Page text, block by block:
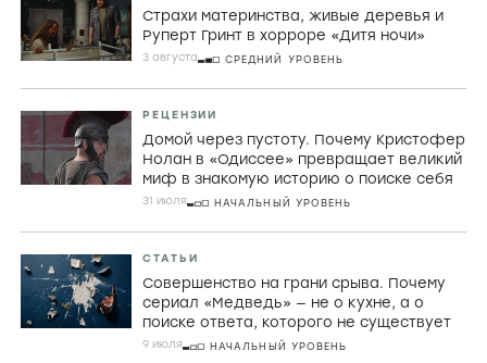
Страхи материнства, живые деревья и
Руперт Гринт в хорроре «Дитя ночи»
3 августа СРЕДНИЙ УРОВЕНЬ
РЕЦЕНЗИИ
Домой через пустоту. Почему Кристофер
Нолан в «Одиссее» превращает великий
миф в знакомую историю о поиске себя
31 июля НАЧАЛЬНЫЙ УРОВЕНЬ
СТАТЬИ
Совершенство на грани срыва. Почему
сериал «Медведь» — не о кухне, а о
поиске ответа, которого не существует
9 июля НАЧАЛЬНЫЙ УРОВЕНЬ